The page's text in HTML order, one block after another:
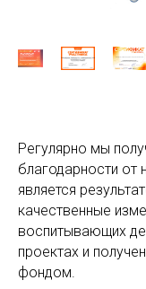
Регулярно мы
благодарности от
является
качественные
воспитывающих
проектах и
фондом.